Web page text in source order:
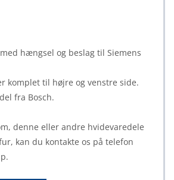
hængsel og beslag til Siemens
komplet til højre og venstre side.
fra Bosch.
denne eller andre hvidevaredele
kan du kontakte os på telefon